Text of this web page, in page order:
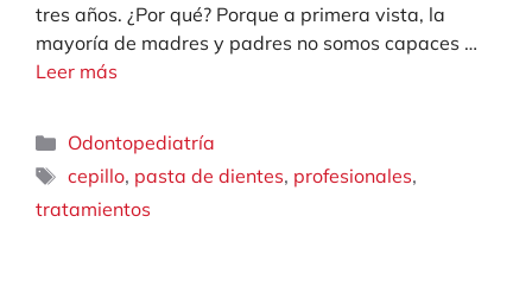
tres años. ¿Por qué? Porque a primera vista, la
mayoría de madres y padres no somos capaces …
Leer más
Categorías
Odontopediatría
Etiquetas
cepillo, pasta de dientes, profesionales,
tratamientos